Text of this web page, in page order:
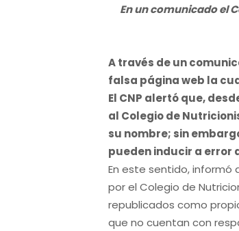
En un comunicado el
A través de un
falsa página web la
El CNP alertó que,
al Colegio de
su nombre; sin
pueden inducir a error
En este sentido,
por el Colegio de
republicados como
que no cuentan con